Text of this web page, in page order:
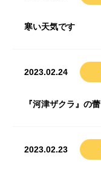
寒い天気です
2023.02.24
『河津ザクラ』の蕾
2023.02.23